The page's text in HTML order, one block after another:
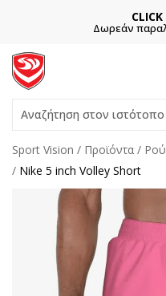
Δωρεάν
Αναζήτηση στον ιστότοπο
Sport Vision Προϊόντα
Nike 5 inch Volley Short